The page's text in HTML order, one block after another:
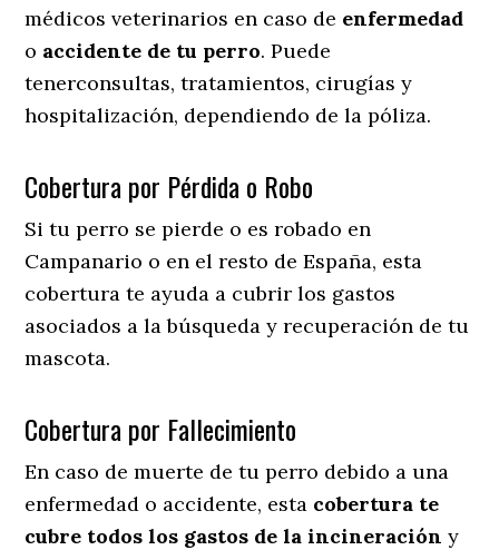
médicos veterinarios en caso de enfermedad
o accidente de tu perro. Puede
tenerconsultas, tratamientos, cirugías y
hospitalización, dependiendo de la póliza.
Cobertura por Pérdida o Robo
Si tu perro se pierde o es robado en
Campanario o en el resto de España, esta
cobertura te ayuda a cubrir los gastos
asociados a la búsqueda y recuperación de tu
mascota.
Cobertura por Fallecimiento
En caso de muerte de tu perro debido a una
enfermedad o accidente, esta cobertura te
cubre todos los gastos de la incineración y